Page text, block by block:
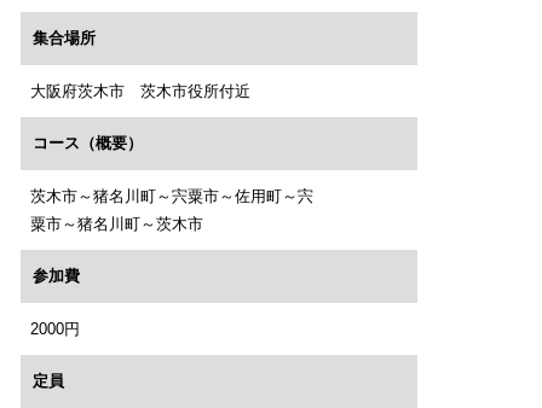
集合場所
大阪府茨木市 茨木市役所付近
コース（概要）
茨木市～猪名川町～宍粟市～佐用町～宍
粟市～猪名川町～茨木市
参加費
2000円
定員